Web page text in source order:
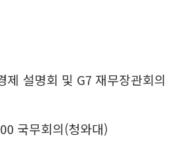
설명회 및 G7 재무장관회의
국무회의(청와대)